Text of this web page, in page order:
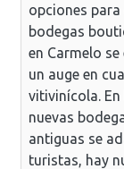
opciones
bodegas
en Carmelo
un auge en
vitivinícola.
nuevas
antiguas se
turistas, hay